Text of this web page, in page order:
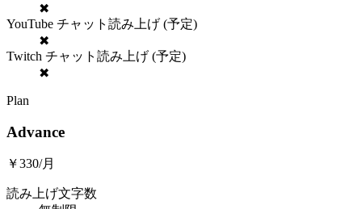
✖
YouTube チャット読み上げ (予定)
✖
Twitch チャット読み上げ (予定)
✖
Plan
Advance
￥330/月
読み上げ文字数